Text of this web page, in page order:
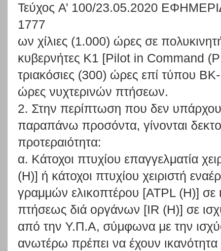
Τεύχος A’ 100/23.05.2020
1777
ων χίλιες (1.000) ώρες σε
κυβερνήτες Κ1 [Pilot in Command
τριακόσιες (300) ώρες επί τύπου
ώρες νυχτερινών πτήσεων.
2. Στην περίπτωση που δεν
παραπάνω προσόντα, γίνονται
προτεραιότητα:
α. Κάτοχοι πτυχίου επαγγελματία
(Η)] ή κάτοχοι πτυχίου χειριστή
γραμμών ελικοπτέρου [ATPL (Η)] σε
πτήσεως διά οργάνων [IR (Η)] σε
από την Υ.Π.Α, σύμφωνα με την
ανωτέρω πρέπει να έχουν